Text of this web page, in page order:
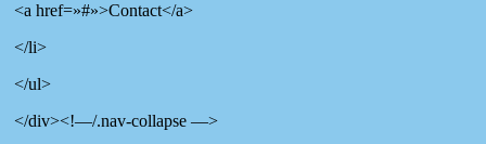
<a href=»#»>Contact</a>
</li>
</ul>
</div><!—/.nav-collapse —>